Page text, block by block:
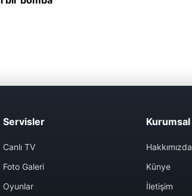
Servisler
Canlı TV
Foto Galeri
Oyunlar
Kurumsal
Hakkımızda
Künye
İletişim